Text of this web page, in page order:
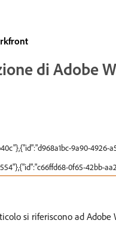
di Adobe
9a90-
0f65-42bb-
si riferiscono ad